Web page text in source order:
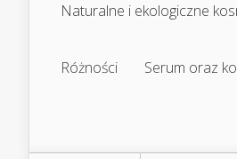
Naturalne i ekologiczne
Różności Serum oraz